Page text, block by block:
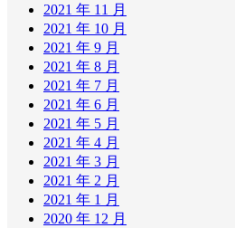
2021 年 11 月
2021 年 10 月
2021 年 9 月
2021 年 8 月
2021 年 7 月
2021 年 6 月
2021 年 5 月
2021 年 4 月
2021 年 3 月
2021 年 2 月
2021 年 1 月
2020 年 12 月